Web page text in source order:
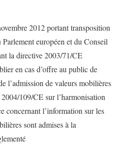
2012 portant transposition
européen et du Conseil
la directive 2003/71/CE
en cas d’offre au public de
l’admission de valeurs mobilières
109/CE sur l’harmonisation
concernant l’information sur les
sont admises à la